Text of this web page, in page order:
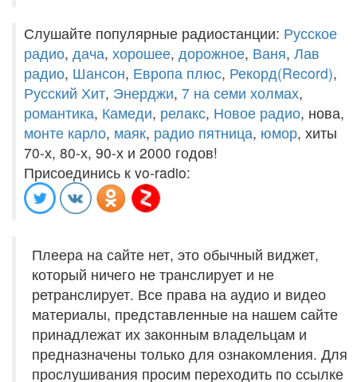
Слушайте популярные радиостанции: Русское
радио, дача, хорошее, дорожное, Ваня, Лав
радио, Шансон, Европа плюс, Рекорд(Record),
Русский Хит, Энерджи, 7 на семи холмах,
романтика, Камеди, релакс, Новое радио, нова,
монте карло, маяк, радио пятница, юмор, хиты
70-х, 80-х, 90-х и 2000 годов!
Присоединись к vo-radio:
Плеера на сайте нет, это обычный виджет,
который ничего не транслирует и не
ретранслирует. Все права на аудио и видео
материалы, представленные на нашем сайте
принадлежат их законным владельцам и
предназначены только для ознакомления. Для
прослушивания просим переходить по ссылке